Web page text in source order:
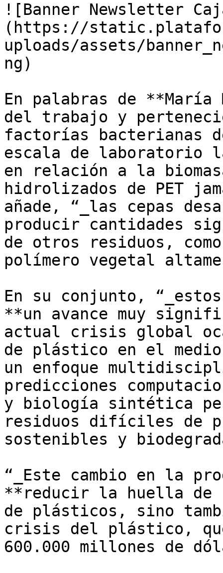
![Banner Newsletter
(https://
uploads/assets/
ng)
En palabras de
del trabajo y
factorías bacterianas
escala de laboratorio
en relación a la
hidrolizados de PET
añade, “_las cepas
producir cantidades
de otros residuos,
polímero vegetal
En su conjunto,
**un avance muy
actual crisis global
de plástico en el medio
un enfoque
predicciones
y biología sintética
residuos difíciles de
sostenibles y
“_Este cambio en la
**reducir la huella de
de plásticos, sino
crisis del plástico,
600.000 millones de